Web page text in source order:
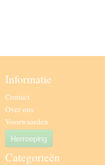
Informatie
Contact
Over ons
Voorwaarden
Herroeping
Categorieën